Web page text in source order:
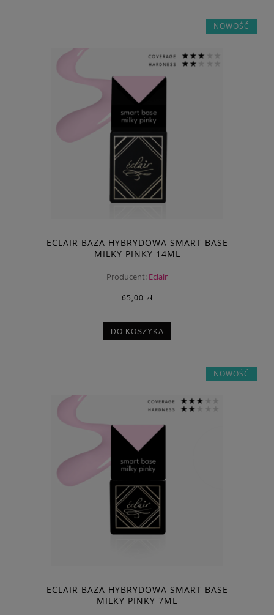
ECLAIR BAZA HYBRYDOWA SMART BASE
MILKY PINKY 14ML
Producent: Eclair
65,00 zł
DO KOSZYKA
NOWOŚĆ
ECLAIR BAZA HYBRYDOWA SMART BASE
MILKY PINKY 7ML
NOWOŚĆ